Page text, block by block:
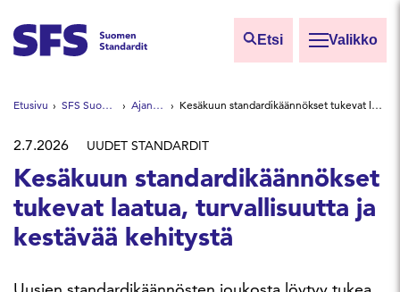
Etsi Valikko
Etsi sivuilta
Hae hakutermillä
Etusivu SFS Suomen Standardit Ajankohtaista Kesäkuun standardikäännökset tukevat laatua, turvallisuutta ja kestävää kehitystä
2.7.2026 UUDET STANDARDIT
Kesäkuun standardikäännökset
tukevat laatua, turvallisuutta ja
kestävää kehitystä